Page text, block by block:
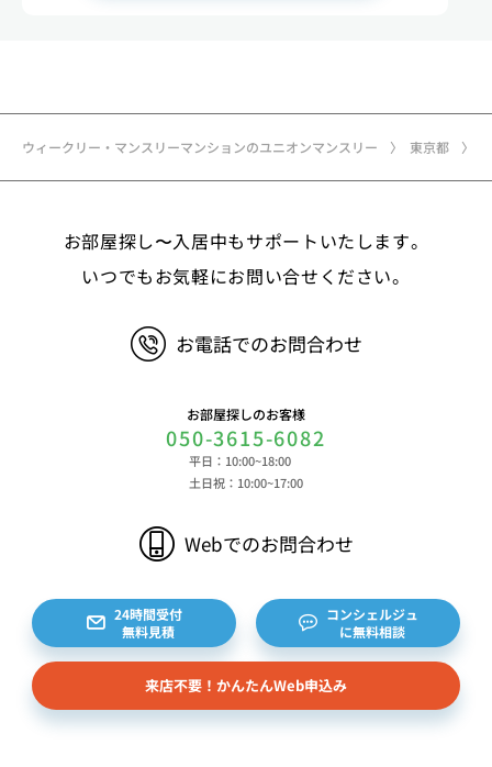
ウィークリー・マンスリーマンションのユニオンマンスリー 東京都
メールアドレス、アカウントのIDおよびパスワー
等 ③決済に関する情報 クレジットカードに関す
ービスのご利用に際して取得する情報 端末識別
子、広告識別子、IPアドレス、クッキーデータおよ
閲覧時刻、リファラー情報ならびにクッキーIDや広
対するお問い合わせ・ご連絡等に関する情報等 ま
た、お客様の個人情報は、弊社のデータベースシス
テムに登録されます。登録されるお客様の個人情報
積書等をもとに登録されます。 （2）弊社と賃貸
借契約を締結している不動産所有者様および所有者
約等のお問合せをいただいた個人または企業、イン
ターネット上の不動産オーナーサイト等からの査定
依頼者、 公開情報などから取得した不動産所有者
様（以下総称して「オーナー様」といいます）の個
人情報を取得します。取得する個人情報は、上記
お部屋探し〜入居中もサポートいたします。
いつでもお気軽にお問い合せください。
お電話でのお問合わせ
お部屋探しのお客様
050-3615-6082
平日：10:00~18:00
土日祝：10:00~17:00
Webでのお問合わせ
24時間受付
無料見積
コンシェルジュ
に無料相談
来店不要！かんたんWeb申込み